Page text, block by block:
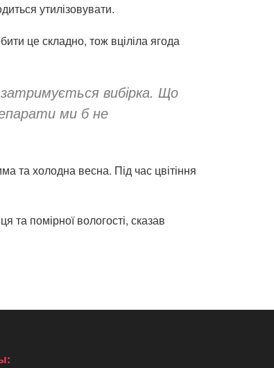
утилізовувати.
це складно, тож вціліла ягода
вибірка. Що
ми б не
та холодна весна. Під час цвітіння
та помірної вологості, сказав